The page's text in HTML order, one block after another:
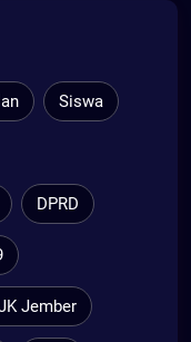
Siswa
DPRD
Jember